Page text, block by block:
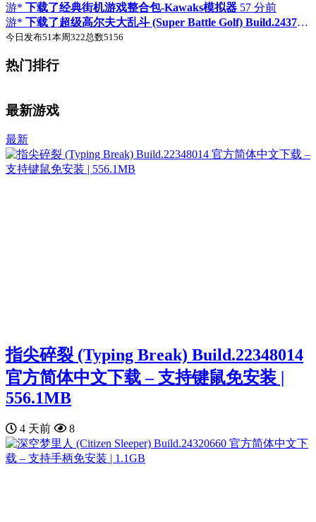
游* 下载了经典街机游戏整合包-Kawaks模拟器 57 分前
游* 下载了超级高尔夫大乱斗 (Super Battle Golf) Build.24373249 官方简体中文下载 – 支持手柄免安装 | 1.04GB
今日发布51 本周322总数5156
热门排行
最新游戏
最新
指尖碎裂 (Typing Break) Build.22348014
官方简体中文下载 – 支持键鼠免安装 |
556.1MB
4 天前 8